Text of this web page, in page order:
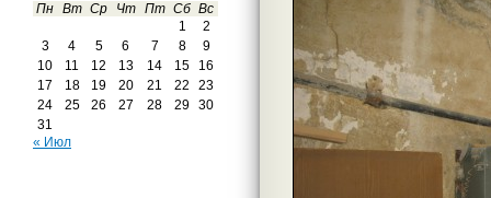
Пн Вт Ср Чт Пт Сб Вс
1
2
3
4 5 6 7 8
9
10
11 12 13 14 15
16
17
18 19 20 21 22
23
24
25 26 27 28 29
30
31
« Июл